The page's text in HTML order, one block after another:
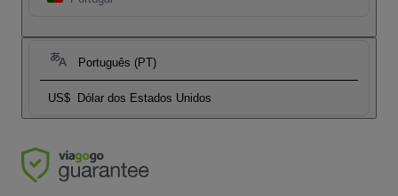
Português (PT)
US$ Dólar dos Estados Unidos